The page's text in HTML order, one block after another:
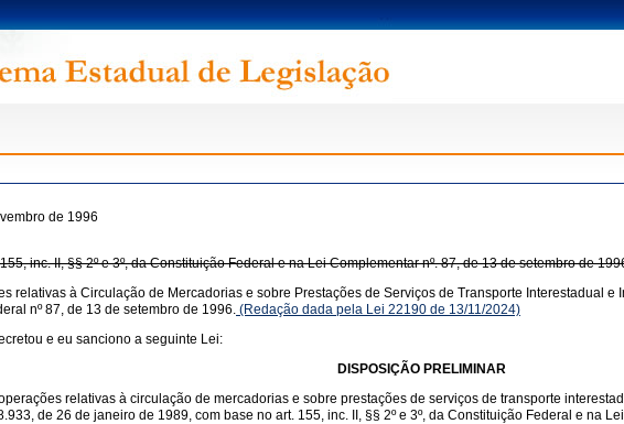
de 1996
inc. II, §§ 2º e 3º, da Constituição Federal e na Lei Complementar nº. 87, de 13 de setembro de
relativas à Circulação de Mercadorias e sobre Prestações de Serviços de Transporte Interestadual
nº 87, de 13 de setembro de 1996. (Redação dada pela Lei 22190 de 13/11/2024)
e eu sanciono a seguinte Lei:
DISPOSIÇÃO PRELIMINAR
relativas à circulação de mercadorias e sobre prestações de serviços de transporte
de 26 de janeiro de 1989, com base no art. 155, inc. II, §§ 2º e 3º, da Constituição Federal e na